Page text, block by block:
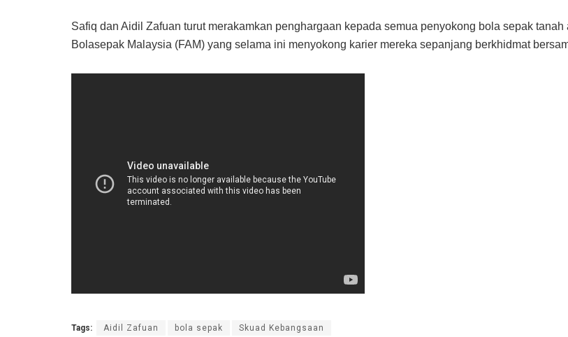
Safiq dan Aidil Zafuan turut merakamkan penghargaan kepada semua penyokong bola sepak
Bolasepak Malaysia (FAM) yang selama ini menyokong karier mereka sepanjang berkhidmat
Tags: Aidil Zafuan bola sepak Skuad Kebangsaan